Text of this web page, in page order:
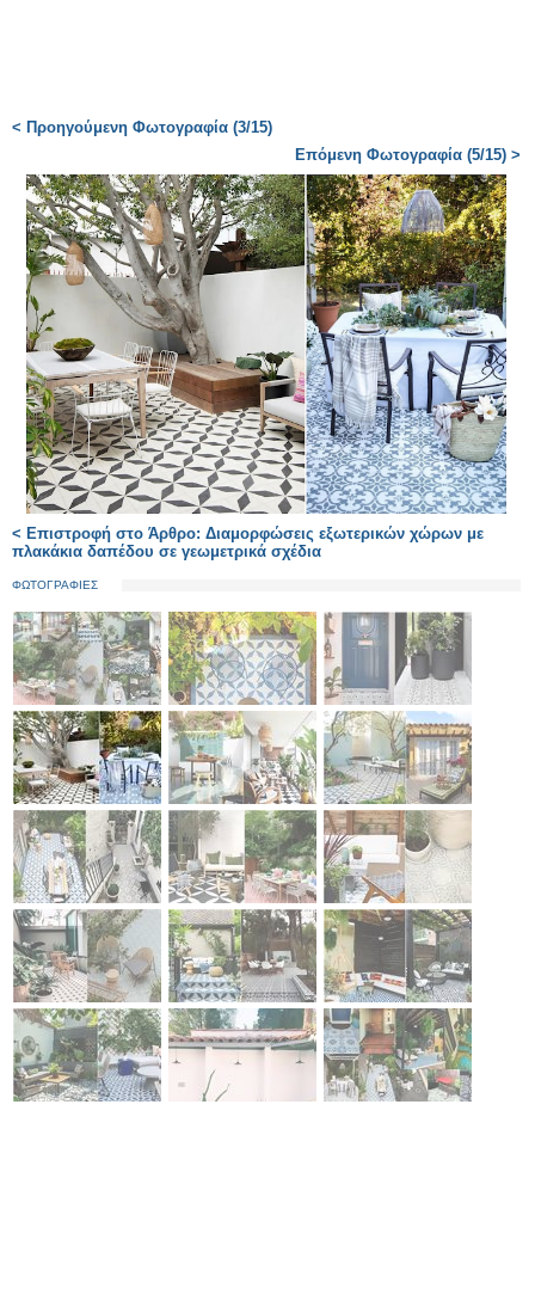
< Προηγούμενη Φωτογραφία (3/15)
Επόμενη Φωτογραφία (5/15) >
< Επιστροφή στο Άρθρο: Διαμορφώσεις εξωτερικών χώρων με
πλακάκια δαπέδου σε γεωμετρικά σχέδια
ΦΩΤΟΓΡΑΦΙΕΣ